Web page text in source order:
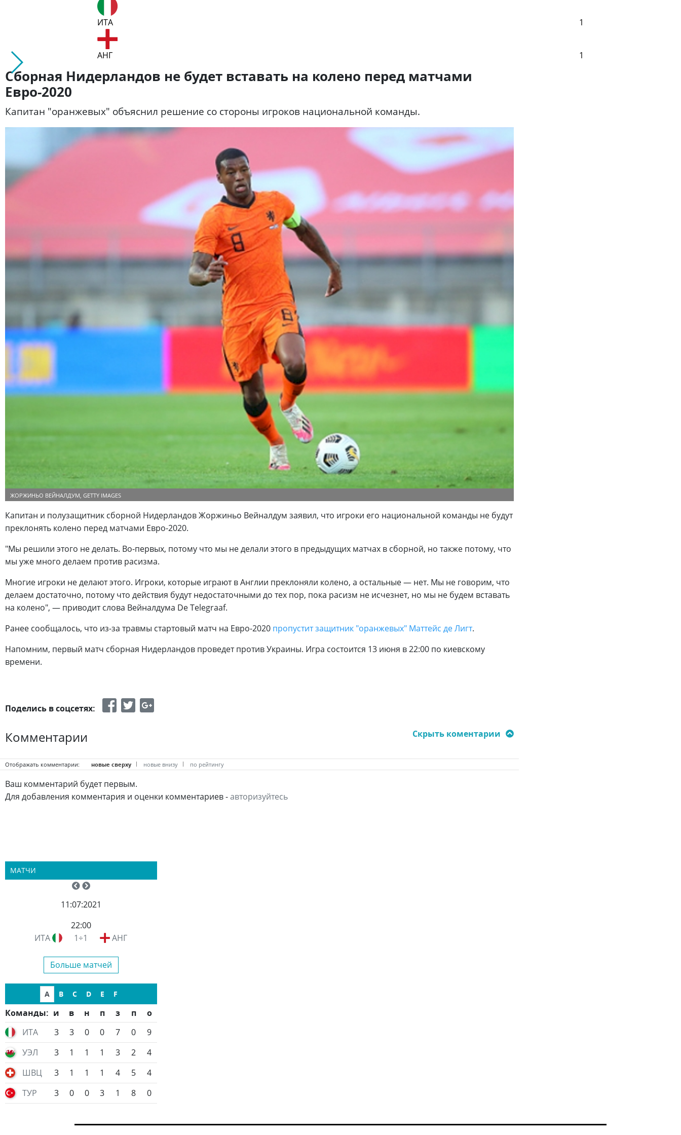
ИТА 1
АНГ 1
Сборная Нидерландов не будет вставать на колено перед матчами
Евро-2020
Капитан "оранжевых" объяснил решение со стороны игроков национальной команды.
ЖОРЖИНЬО ВЕЙНАЛДУМ, GETTY IMAGES
Капитан и полузащитник сборной Нидерландов Жоржиньо Вейналдум заявил, что игроки его национальной команды не будут
преклонять колено перед матчами Евро-2020.
"Мы решили этого не делать. Во-первых, потому что мы не делали этого в предыдущих матчах в сборной, но также потому, что
мы уже много делаем против расизма.
Многие игроки не делают этого. Игроки, которые играют в Англии преклоняли колено, а остальные — нет. Мы не говорим, что
делаем достаточно, потому что действия будут недостаточными до тех пор, пока расизм не исчезнет, но мы не будем вставать
на колено", — приводит слова Вейналдума De Telegraaf.
Ранее сообщалось, что из-за травмы стартовый матч на Евро-2020 пропустит защитник "оранжевых" Маттейс де Лигт.
Напомним, первый матч сборная Нидерландов проведет против Украины. Игра состоится 13 июня в 22:00 по киевскому
времени.
Поделись в соцсетях:
Комментарии
Отображать комментарии: новые сверху новые внизу по рейтингу
Ваш комментарий будет первым.
Для добавления комментария и оценки комментариев -авторизуйтесь
МАТЧИ
11:07:2021
22:00
ИТА
1÷1 АНГ
Больше матчей
A B C D E F
Команды: и в н п з п
о
ИТА
3 3 0 0 7 0
9
УЭЛ
3 1 1 1 3 2
4
ШВЦ
3 1 1 1 4 5
4
ТУР
3 0 0 3 1 8 0